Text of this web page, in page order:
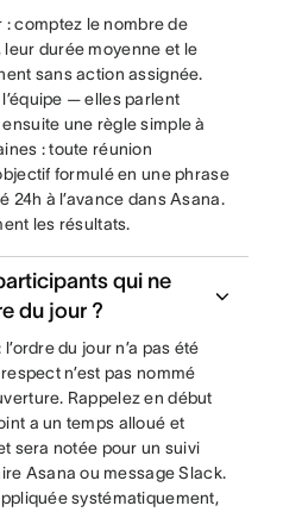
comptez le nombre de
durée moyenne et le
sans action assignée.
— elles parlent
une règle simple à
: toute réunion
formulé en une phrase
24h à l’avance dans Asana.
les résultats.
qui ne
du jour ?
du jour n’a pas été
n’est pas nommé
Rappelez en début
a un temps alloué et
sera notée pour un suivi
Asana ou message Slack.
systématiquement,